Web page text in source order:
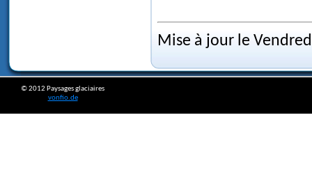
Mise à jour le
© 2012 Paysages glaciaires
vonfio.de